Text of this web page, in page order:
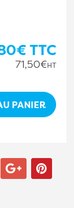
TTC
71,50€HT
PANIER